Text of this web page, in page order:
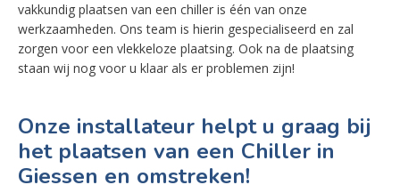
vakkundig plaatsen van een chiller is één van onze
werkzaamheden. Ons team is hierin gespecialiseerd en zal
zorgen voor een vlekkeloze plaatsing. Ook na de plaatsing
staan wij nog voor u klaar als er problemen zijn!
Onze installateur helpt u graag bij
het plaatsen van een Chiller in
Giessen en omstreken!